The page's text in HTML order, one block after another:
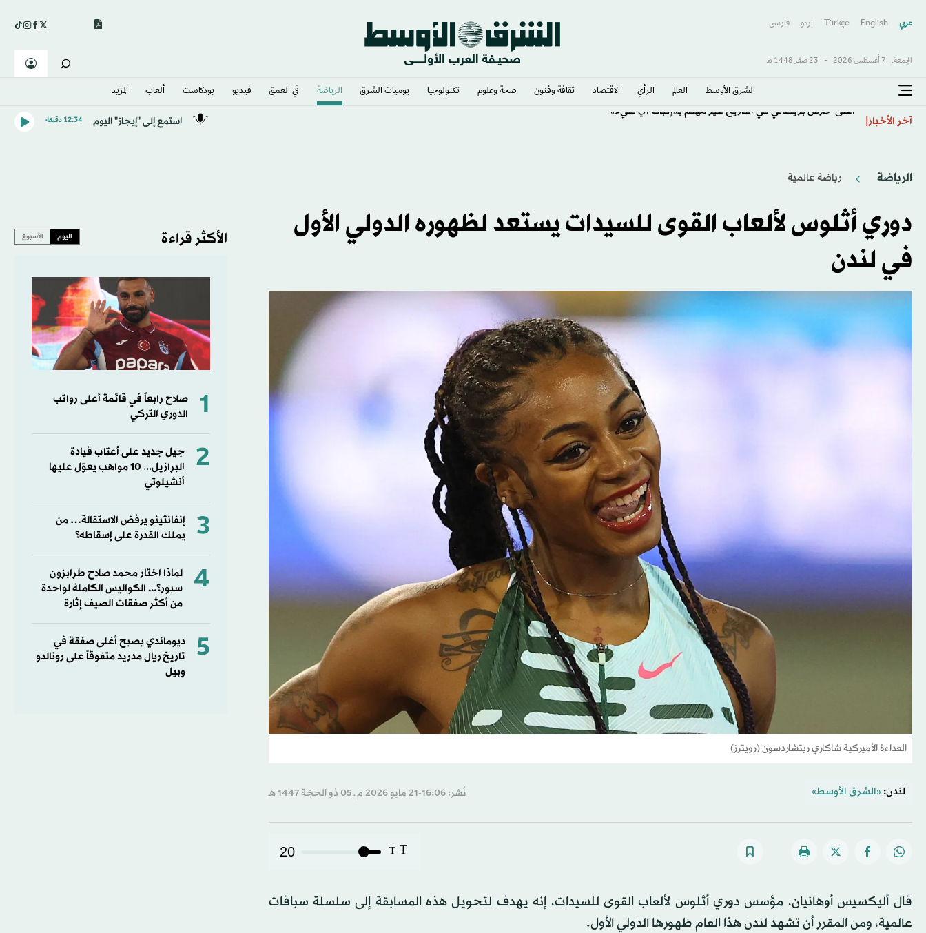
عربي English
Türkçe اردو فارسى
الجمعة, 7 أغسطس 2026 - 23 صفَر 1448 هـ
الشرق الأوسط​ العالم الرأي الاقتصاد ثقافة وفنون صحة وعلوم تكنولوجيا يوميات الشرق​ الرياضة في العمق فيديو بودكاست ألعاب المزيد
آخر الأخبار أغلى حارس بريطاني في التاريخ غير مهتم بـ«إثبات أي شيء» استمع إلى "إيجاز" اليوم 12:34 دقيقه
الرياضة رياضة عالمية
دوري أثلوس لألعاب القوى للسيدات يستعد لظهوره الدولي الأول
في لندن
العداءة الأميركية شاكاري ريتشاردسون (رويترز)
لندن: «الشرق الأوسط» نُشر: 16:06-21 مايو 2026 م ـ 05 ذو الحِجّة 1447 هـ
T
T
20
قال أليكسيس أوهانيان، مؤسس دوري أثلوس لألعاب القوى للسيدات، إنه يهدف لتحويل هذه المسابقة إلى سلسلة سباقات
عالمية، ومن المقرر أن تشهد لندن هذا العام ظهورها الدولي الأول.
الأكثر قراءة اليوم الأسبوع
1
صلاح رابعاً في قائمة أعلى رواتب
الدوري التركي
2
جيل جديد على أعتاب قيادة
البرازيل... 10 مواهب يعوّل عليها
أنشيلوتي
3
إنفانتينو يرفض الاستقالة… من
يملك القدرة على إسقاطه؟
4
لماذا اختار محمد صلاح طرابزون
سبور؟... الكواليس الكاملة لواحدة
من أكثر صفقات الصيف إثارة
5
ديوماندي يصبح أغلى صفقة في
تاريخ ريال مدريد متفوقاً على رونالدو
وبيل